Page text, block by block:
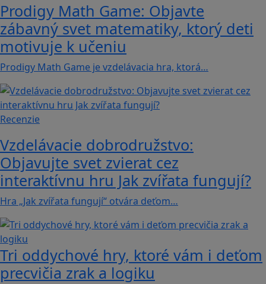
Prodigy Math Game: Objavte
zábavný svet matematiky, ktorý deti
motivuje k učeniu
Prodigy Math Game je vzdelávacia hra, ktorá…
Recenzie
Vzdelávacie dobrodružstvo:
Objavujte svet zvierat cez
interaktívnu hru Jak zvířata fungují?
Hra „Jak zvířata fungují“ otvára deťom…
Tri oddychové hry, ktoré vám i deťom
precvičia zrak a logiku